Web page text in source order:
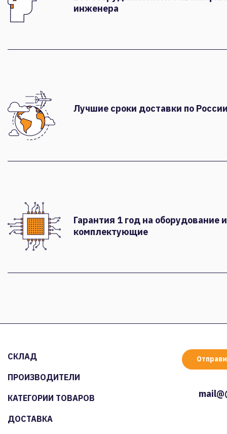
инженера
Лучшие сроки доставки по
Гарантия 1 год на оборудование и
комплектующие
СКЛАД
ПРОИЗВОДИТЕЛИ
КАТЕГОРИИ ТОВАРОВ
ДОСТАВКА